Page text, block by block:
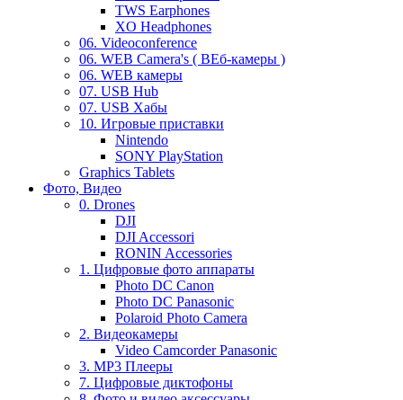
TWS Earphones
XO Headphones
06. Videoconference
06. WEB Camera's ( ВЕб-камеры )
06. WEB камеры
07. USB Hub
07. USB Хабы
10. Игровые приставки
Nintendo
SONY PlayStation
Graphics Tablets
Фото, Видео
0. Drones
DJI
DJI Accessori
RONIN Accessories
1. Цифровые фото аппараты
Photo DC Canon
Photo DC Panasonic
Polaroid Photo Camera
2. Видеокамеры
Video Camcorder Panasonic
3. MP3 Плееры
7. Цифровые диктофоны